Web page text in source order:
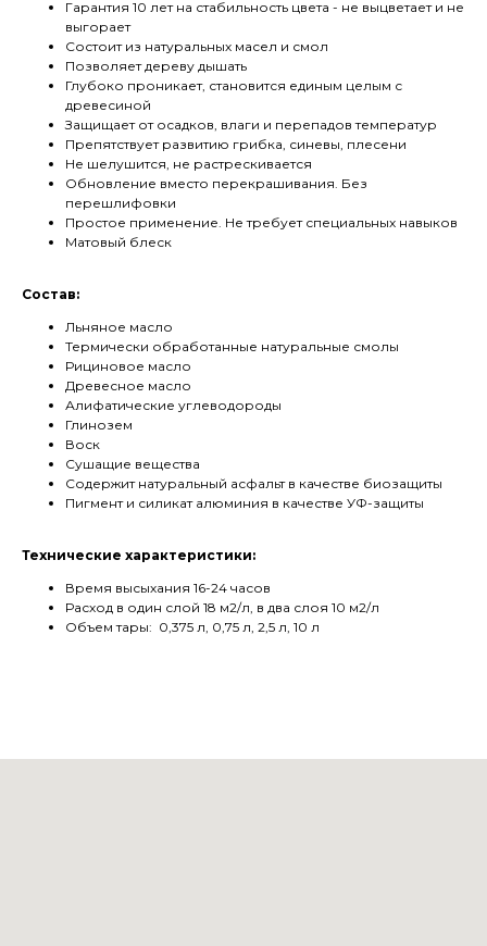
Гарантия 10 лет на стабильность цвета - не выцветает и не
выгорает
Состоит из натуральных масел и смол
Позволяет дереву дышать
Глубоко проникает, становится единым целым с
древесиной
Защищает от осадков, влаги и перепадов температур
Препятствует развитию грибка, синевы, плесени
Не шелушится, не растрескивается
Обновление вместо перекрашивания. Без
перешлифовки
Простое применение. Не требует специальных навыков
Матовый блеск
Состав:
Льняное масло
Термически обработанные натуральные смолы
Рициновое масло
Древесное масло
Алифатические углеводороды
Глинозем
Воск
Сушащие вещества
Содержит натуральный асфальт в качестве биозащиты
Пигмент и силикат алюминия в качестве УФ-защиты
Технические характеристики:
Время высыхания 16-24 часов
Расход в один слой 18 м2/л, в два слоя 10 м2/л
Объем тары: 0,375 л, 0,75 л, 2,5 л, 10 л